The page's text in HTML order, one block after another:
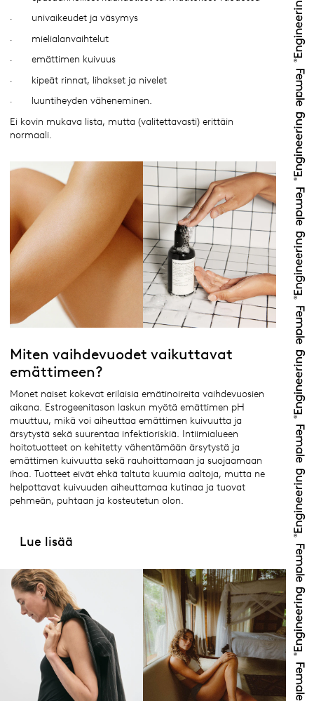
· univaikeudet ja väsymys
· mielialanvaihtelut
· emättimen kuivuus
· kipeät rinnat, lihakset ja nivelet
· luuntiheyden väheneminen.
Ei kovin mukava lista, mutta (valitettavasti) erittäin
normaali.
Miten vaihdevuodet vaikuttavat
emättimeen?
Monet naiset kokevat erilaisia emätinoireita vaihdevuosien
aikana. Estrogeenitason laskun myötä emättimen pH
muuttuu, mikä voi aiheuttaa emättimen kuivuutta ja
ärsytystä sekä suurentaa infektioriskiä. Intiimialueen
hoitotuotteet on kehitetty vähentämään ärsytystä ja
emättimen kuivuutta sekä rauhoittamaan ja suojaamaan
ihoa. Tuotteet eivät ehkä taltuta kuumia aaltoja, mutta ne
helpottavat kuivuuden aiheuttamaa kutinaa ja tuovat
pehmeän, puhtaan ja kosteutetun olon.
Lue lisää